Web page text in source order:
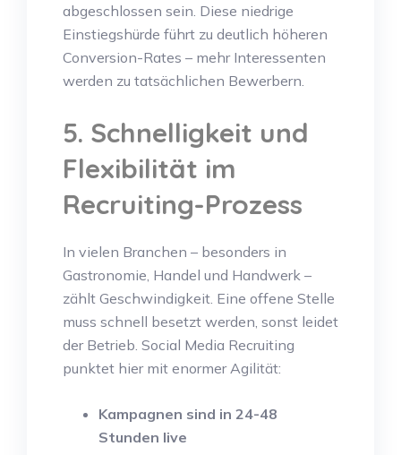
abgeschlossen sein. Diese niedrige
Einstiegshürde führt zu deutlich höheren
Conversion-Rates – mehr Interessenten
werden zu tatsächlichen Bewerbern.
5. Schnelligkeit und
Flexibilität im
Recruiting-Prozess
In vielen Branchen – besonders in
Gastronomie, Handel und Handwerk –
zählt Geschwindigkeit. Eine offene Stelle
muss schnell besetzt werden, sonst leidet
der Betrieb. Social Media Recruiting
punktet hier mit enormer Agilität:
Kampagnen sind in 24-48
Stunden live